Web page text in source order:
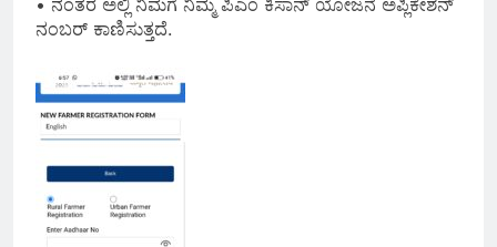
• ನಂತರ ಅಲ್ಲಿ ನಿಮಗೆ ನಿಮ್ಮ ಪಿಎಂ ಕಿಸಾನ್ ಯೋಜನೆ ಅಪ್ಲಿಕೇಶನ್
ನಂಬರ್ ಕಾಣಿಸುತ್ತದೆ.